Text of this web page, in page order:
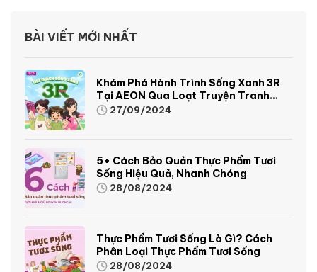
BÀI VIẾT MỚI NHẤT
Khám Phá Hành Trình Sống Xanh 3R
Tại AEON Qua Loạt Truyện Tranh
Sinh Động Và Thú Vị
27/09/2024
5+ Cách Bảo Quản Thực Phẩm Tươi
Sống Hiệu Quả, Nhanh Chóng
28/08/2024
Thực Phẩm Tươi Sống Là Gì? Cách
Phân Loại Thực Phẩm Tươi Sống
28/08/2024